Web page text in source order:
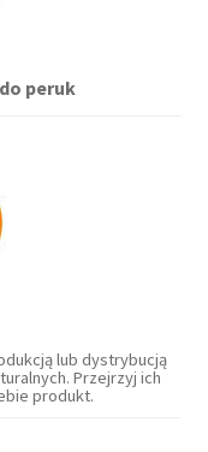
peruk
lub dystrybucją
Przejrzyj ich
produkt.